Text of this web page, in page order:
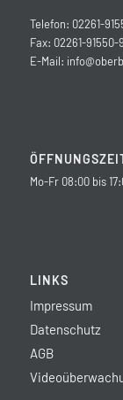
Telefon: 02261-
Fax: 02261-91550-
E-Mail:
Mo-Fr 08:00 bis
LINKS
Impressum
Datenschutz
AGB